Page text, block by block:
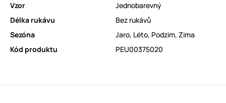
Vzor
Jednobarevný
Délka rukávu
Bez rukávů
Sezóna
Jaro, Léto, Podzim, Zima
Kód produktu
PEU00375020